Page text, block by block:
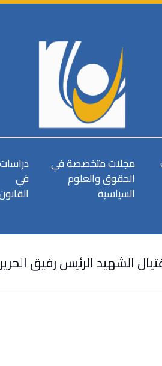
مجلات متخصصة في
الحقوق والعلوم
السياسية
دراسات
في
الشهيد الرئيس رفيق